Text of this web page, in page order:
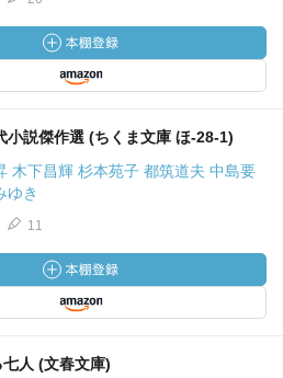
小説傑作選 (ちくま文庫 ほ-28-1)
木下昌輝 杉本苑子 都筑道夫 中島要
ゆき
11
人 (文春文庫)